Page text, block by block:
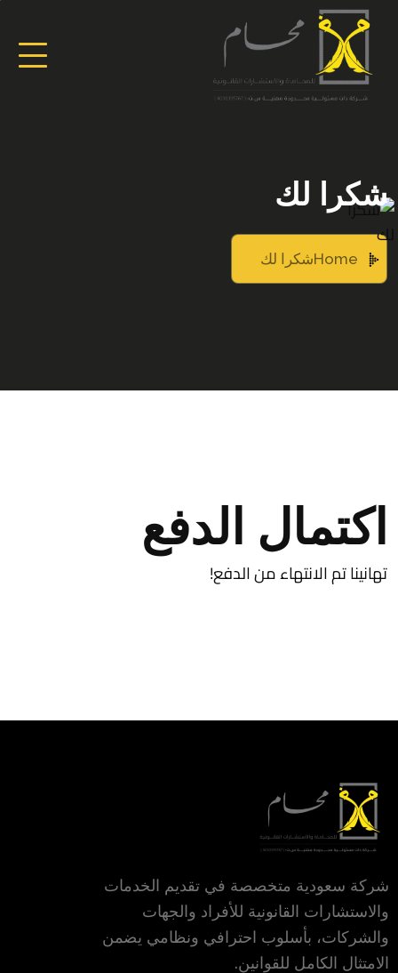
شكرا لك
Homeشكرا لك
اكتمال الدفع
تهانينا تم الانتهاء من الدفع!
شركة سعودية متخصصة في تقديم الخدمات
والاستشارات القانونية للأفراد والجهات
والشركات، بأسلوب احترافي ونظامي يضمن
الامتثال الكامل للقوانين.